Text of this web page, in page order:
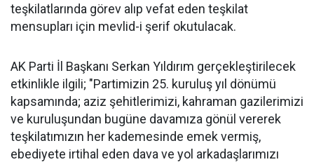
teşkilatlarında görev alıp vefat eden teşkilat
mensupları için mevlid-i şerif okutulacak.
AK Parti İl Başkanı Serkan Yıldırım gerçekleştirilecek
etkinlikle ilgili; "Partimizin 25. kuruluş yıl dönümü
kapsamında; aziz şehitlerimizi, kahraman gazilerimizi
ve kuruluşundan bugüne davamıza gönül vererek
teşkilatımızın her kademesinde emek vermiş,
ebediyete irtihal eden dava ve yol arkadaşlarımızı